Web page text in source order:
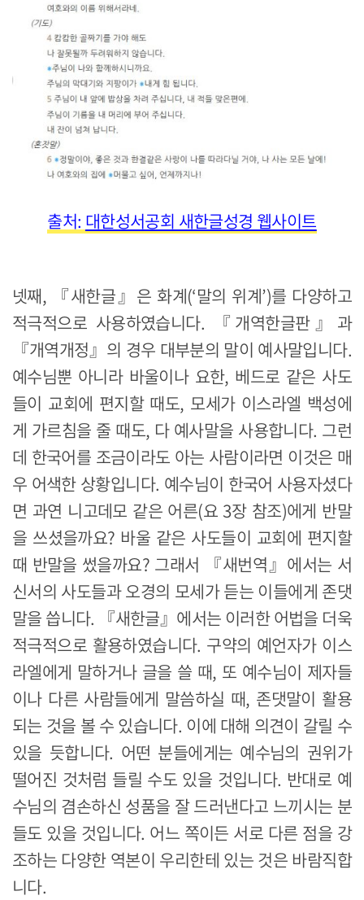
출처: 대한성서공회 새한글성경 웹사이트
넷째, 『새한글』은 화계(‘말의 위계’)를 다양하고
적극적으로 사용하였습니다. 『개역한글판』과
『개역개정』의 경우 대부분의 말이 예사말입니다.
예수님뿐 아니라 바울이나 요한, 베드로 같은 사도
들이 교회에 편지할 때도, 모세가 이스라엘 백성에
게 가르침을 줄 때도, 다 예사말을 사용합니다. 그런
데 한국어를 조금이라도 아는 사람이라면 이것은 매
우 어색한 상황입니다. 예수님이 한국어 사용자셨다
면 과연 니고데모 같은 어른(요 3장 참조)에게 반말
을 쓰셨을까요? 바울 같은 사도들이 교회에 편지할
때 반말을 썼을까요? 그래서 『새번역』에서는 서
신서의 사도들과 오경의 모세가 듣는 이들에게 존댓
말을 씁니다. 『새한글』에서는 이러한 어법을 더욱
적극적으로 활용하였습니다. 구약의 예언자가 이스
라엘에게 말하거나 글을 쓸 때, 또 예수님이 제자들
이나 다른 사람들에게 말씀하실 때, 존댓말이 활용
되는 것을 볼 수 있습니다. 이에 대해 의견이 갈릴 수
있을 듯합니다. 어떤 분들에게는 예수님의 권위가
떨어진 것처럼 들릴 수도 있을 것입니다. 반대로 예
수님의 겸손하신 성품을 잘 드러낸다고 느끼시는 분
들도 있을 것입니다. 어느 쪽이든 서로 다른 점을 강
조하는 다양한 역본이 우리한테 있는 것은 바람직합
니다.